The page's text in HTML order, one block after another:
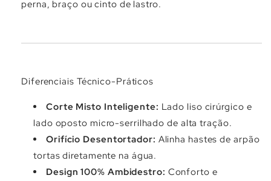
perna, braço ou cinto de lastro.
Diferenciais Técnico-Práticos
Corte Misto Inteligente: Lado liso cirúrgico e
lado oposto micro-serrilhado de alta tração.
Orifício Desentortador: Alinha hastes de arpão
tortas diretamente na água.
Design 100% Ambidestro: Conforto e